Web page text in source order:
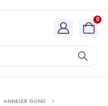
0
ANNELER GÜNÜ